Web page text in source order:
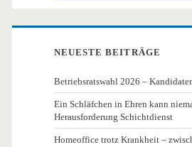
NEUESTE BEITRÄGE
Betriebsratswahl 2026 –
Ein Schläfchen in Ehren kann
Herausforderung Schichtdienst
Homeoffice trotz Krankheit –